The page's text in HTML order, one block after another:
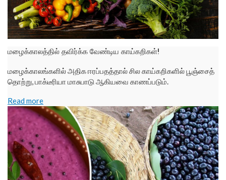
மழைக்காலத்தில் தவிர்க்க வேண்டிய காய்கறிகள்!
மழைக்காலங்களில் அதிக ஈரப்பதத்தால் சில காய்கறிகளில் பூஞ்சைத்
தொற்று, பாக்டீரியா மாசுபாடு ஆகியவை காணப்படும்.
Read more